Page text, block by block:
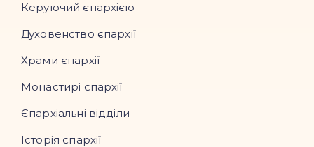
Керуючий єпархією
Духовенство єпархії
Храми єпархії
Монастирі єпархії
Єпархіальні відділи
Історія єпархії